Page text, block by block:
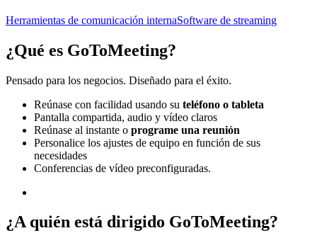
Herramientas de comunicación internaSoftware de streaming
¿Qué es GoToMeeting?
Pensado para los negocios. Diseñado para el éxito.
Reúnase con facilidad usando su teléfono o tableta
Pantalla compartida, audio y vídeo claros
Reúnase al instante o programe una reunión
Personalice los ajustes de equipo en función de sus
necesidades
Conferencias de vídeo preconfiguradas.
¿A quién está dirigido GoToMeeting?